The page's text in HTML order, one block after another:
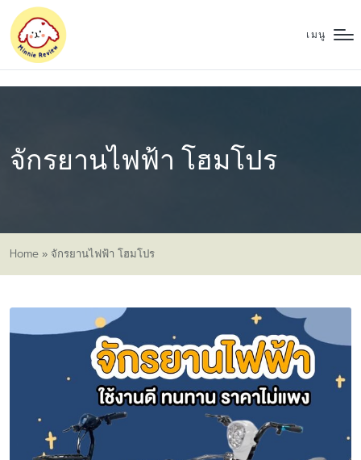
เมนู
จักรยานไฟฟ้า โฮมโปร
Home » จักรยานไฟฟ้า โฮมโปร